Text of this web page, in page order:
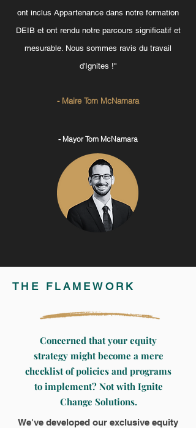
ont inclus Appartenance dans notre formation
DEIB et ont rendu notre parcours significatif et
mesurable. Nous sommes ravis du travail
d'Ignites !"
- Maire Tom McNamara
- Mayor Tom McNamara
THE FLAMEWORK
Concerned that your equity
strategy might become a mere
checklist of policies and programs
to implement? Not with Ignite
Change Solutions.
We've developed our exclusive equity